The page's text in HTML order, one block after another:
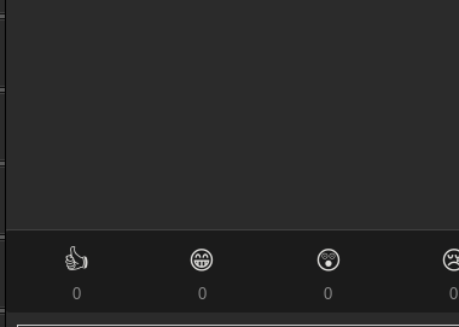
👍
0
😁
0
😲
0 0